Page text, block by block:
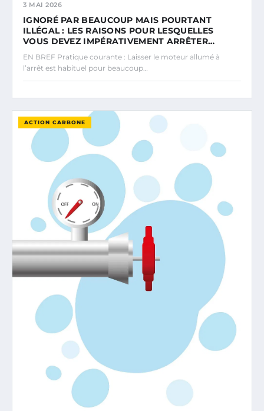
3 MAI 2026
IGNORÉ PAR BEAUCOUP MAIS POURTANT
ILLÉGAL : LES RAISONS POUR LESQUELLES
VOUS DEVEZ IMPÉRATIVEMENT ARRÊTER…
EN BREF Pratique courante : Laisser le moteur allumé à
l’arrêt est habituel pour beaucoup…
ACTION CARBONE